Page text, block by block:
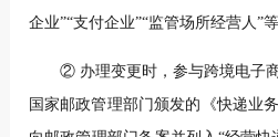
企业”“支付企业”“监管场所经营人”
② 办理变更时，参与跨境电子
国家邮政管理部门颁发的《快递业